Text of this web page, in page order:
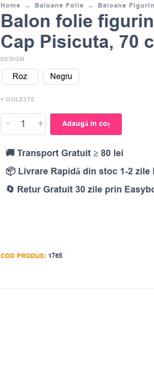
Home Baloane Folie Baloane
Balon folie
Cap Pisicuta, 70
DESIGN
Roz Negru
× GOLEȘTE
- + Adaugă în coș
🚚 Transport Gratuit ≥ 80 lei
📦 Livrare Rapidă din stoc 1-2 zile
🔄 Retur Gratuit 30 zile prin
COD PRODUS: 1765